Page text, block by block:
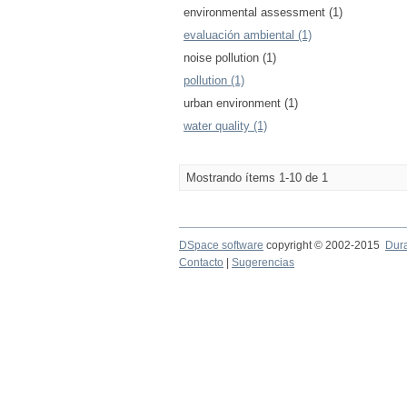
environmental assessment (1)
evaluación ambiental (1)
noise pollution (1)
pollution (1)
urban environment (1)
water quality (1)
Mostrando ítems 1-10 de 1
DSpace software copyright © 2002-2015
Contacto
Sugerencias